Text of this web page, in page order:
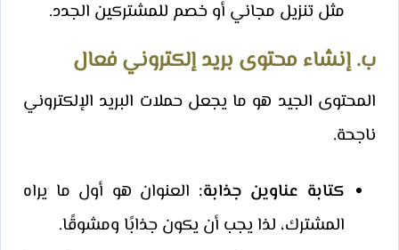
مثل تنزيل مجاني أو خصم للمشتركين الجدد.
ب. إنشاء محتوى بريد إلكتروني فعال
المحتوى الجيد هو ما يجعل حملات البريد الإلكتروني
ناجحة.
كتابة عناوين جذابة: العنوان هو أول ما يراه
المشترك، لذا يجب أن يكون جذابًا ومشوقًا.